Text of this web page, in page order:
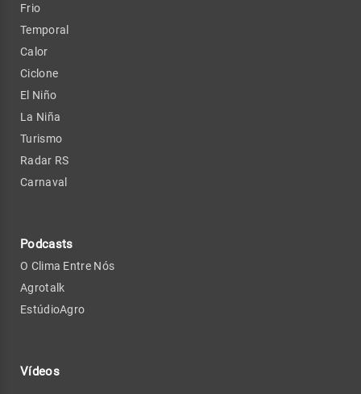
Frio
Temporal
Calor
Ciclone
El Niño
La Niña
Turismo
Radar RS
Carnaval
Podcasts
O Clima Entre Nós
Agrotalk
EstúdioAgro
Vídeos